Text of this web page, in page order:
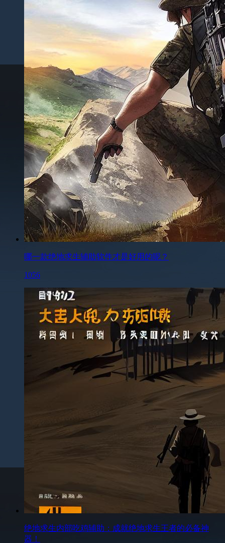
哪一款绝地求生辅助软件才是好用的呢？
1056
绝地求生内部吃鸡辅助：成就绝地求生王者的必备神
器！